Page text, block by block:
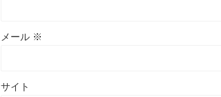
メール ※
サイト